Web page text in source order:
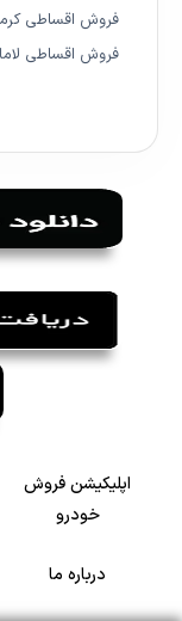
فروش اقساطی
فروش اقساطی
اپلیکیشن فروش
خودرو
درباره ما